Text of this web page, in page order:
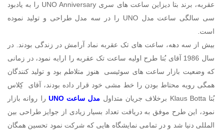
عقربه، برند بتا دیزاین ساعت های سری UNO Anniversary را به یادبود
سی سالگی ساعت مدلUNO را در سه مدل طراحی و تولید نموده
است.
بیش از سه دهه، ساعت های تک عقربه نماد آرامش در زندگی بودند. در
سال 1986 آقای بُتا طرح اولیه ساعت تک عقربه را ارایه نمود، در زمانی
که وضعیت بازار ساعت های سوئیسی
هنوز متلاطم بود و تولید کنندگان
همگی رویه محتاط بودن را خط مشی خود قرار داده بودند، آقای
کِلاس
بُتا Klaus Botta برخلاف جریان متداول مدل ساعت UNO
را روانه بازار
نمود، این طرح موفق به دریافت تعداد بسیار زیادی از جوایز طراحی بین
المللی دنیا شد و در تمامی نمایشگاه هایی که شرکت نمود تحسین همگان